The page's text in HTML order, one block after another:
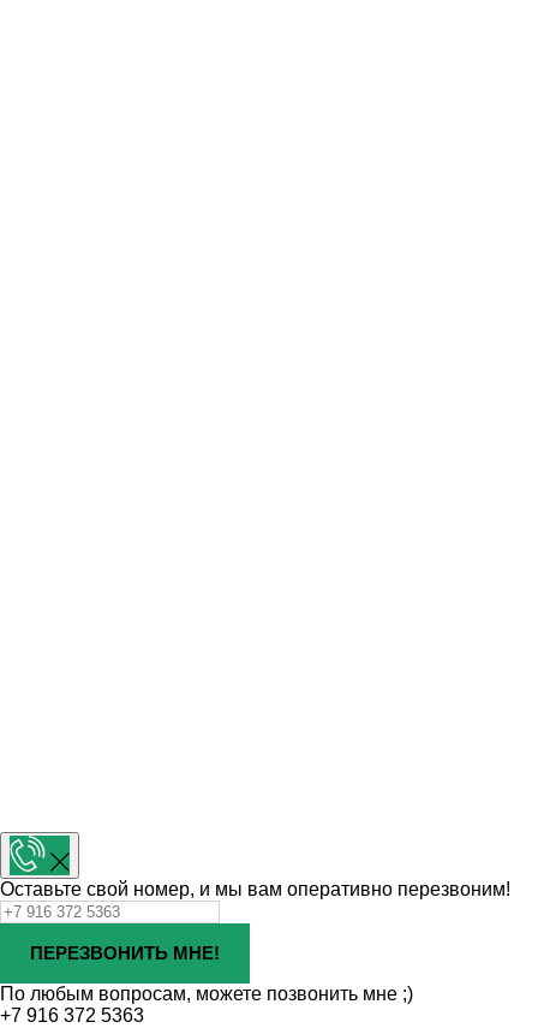
Оставьте свой номер, и мы вам оперативно перезвоним!
ПЕРЕЗВОНИТЬ МНЕ!
По любым вопросам, можете позвонить мне ;)
+7 916 372 5363